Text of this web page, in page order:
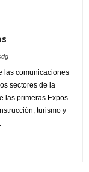
las comunicaciones
sectores de la
las primeras Expos
turismo y